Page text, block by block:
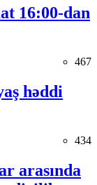
16:00-dan
467
həddi
434
arasında